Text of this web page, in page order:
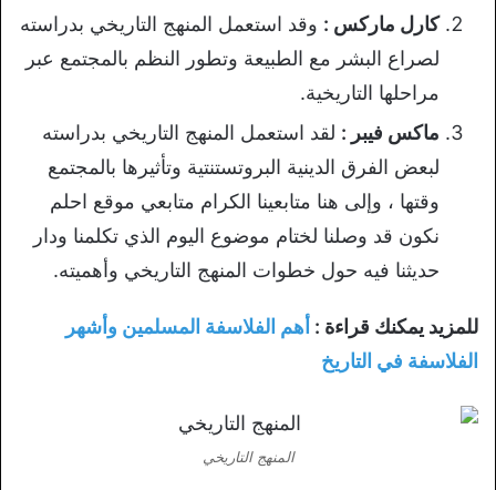
كارل ماركس : وقد استعمل المنهج التاريخي بدراسته
لصراع البشر مع الطبيعة وتطور النظم بالمجتمع عبر
مراحلها التاريخية.
ماكس فيبر : لقد استعمل المنهج التاريخي بدراسته
لبعض الفرق الدينية البروتستنتية وتأثيرها بالمجتمع
وقتها ، وإلى هنا متابعينا الكرام متابعي موقع احلم
نكون قد وصلنا لختام موضوع اليوم الذي تكلمنا ودار
حديثنا فيه حول خطوات المنهج التاريخي وأهميته.
للمزيد يمكنك قراءة : أهم الفلاسفة المسلمين وأشهر
الفلاسفة في التاريخ
المنهج التاريخي